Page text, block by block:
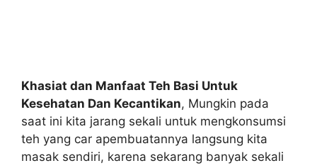
Khasiat dan Manfaat Teh Basi Untuk
Kesehatan Dan Kecantikan, Mungkin pada
saat ini kita jarang sekali untuk mengkonsumsi
teh yang car apembuatannya langsung kita
masak sendiri, karena sekarang banyak sekali